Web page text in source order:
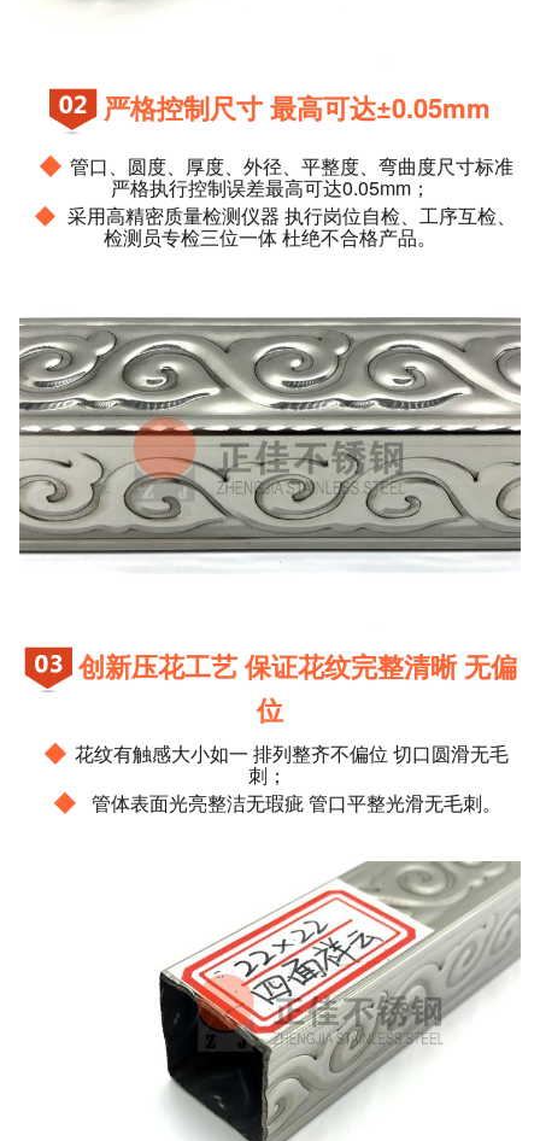
严格控制尺寸 最高可达±0.05mm
◆ 管口、圆度、厚度、外径、平整度、弯曲度尺寸标准
严格执行控制误差最高可达0.05mm；
◆ 采用高精密质量检测仪器 执行岗位自检、工序互检、
检测员专检三位一体 杜绝不合格产品。
创新压花工艺 保证花纹完整清晰 无偏
位
◆ 花纹有触感大小如一 排列整齐不偏位 切口圆滑无毛
刺；
◆ 管体表面光亮整洁无瑕疵 管口平整光滑无毛刺。